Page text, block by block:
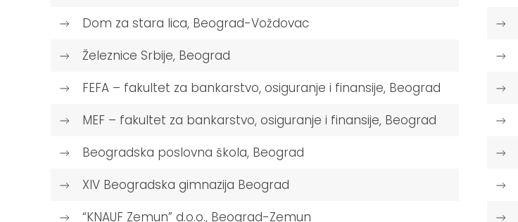
Dom za stara lica, Beograd-Voždovac
Železnice Srbije, Beograd
FEFA – fakultet za bankarstvo, osiguranje i finansije, Beograd
MEF – fakultet za bankarstvo, osiguranje i finansije, Beograd
Beogradska poslovna škola, Beograd
XIV Beogradska gimnazija Beograd
“KNAUF Zemun” d.o.o., Beograd-Zemun